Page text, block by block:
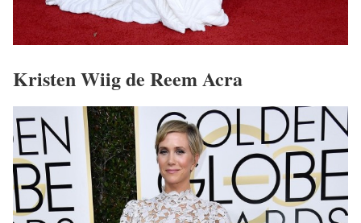
Kristen Wiig de Reem Acra